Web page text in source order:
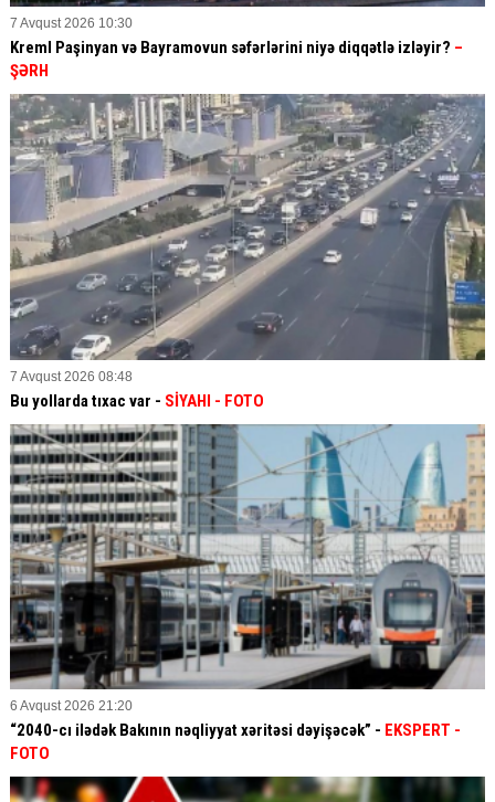
7 Avqust 2026 10:30
Kreml Paşinyan və Bayramovun səfərlərini niyə diqqətlə izləyir? –
ŞƏRH
7 Avqust 2026 08:48
Bu yollarda tıxac var - SİYAHI - FOTO
6 Avqust 2026 21:20
“2040-cı ilədək Bakının nəqliyyat xəritəsi dəyişəcək” - EKSPERT -
FOTO